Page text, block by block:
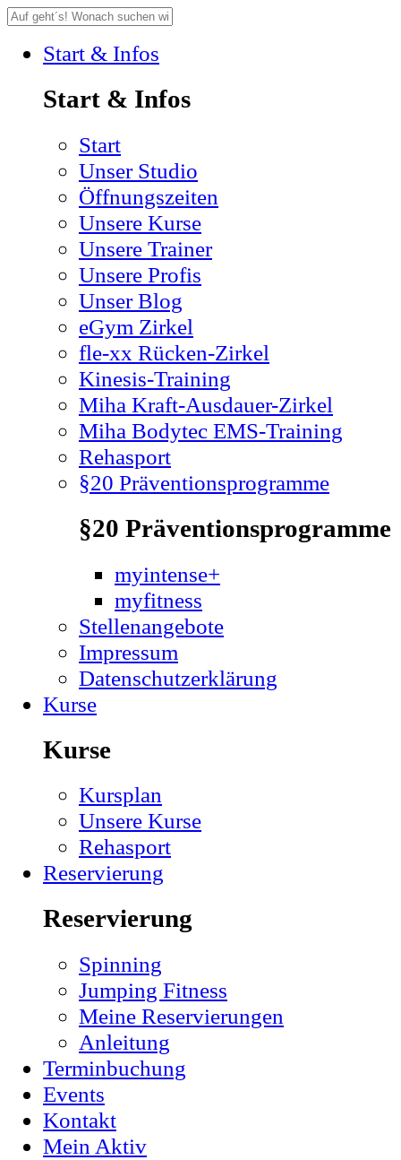
Start & Infos
Start & Infos
Start
Unser Studio
Öffnungszeiten
Unsere Kurse
Unsere Trainer
Unsere Profis
Unser Blog
eGym Zirkel
fle-xx Rücken-Zirkel
Kinesis-Training
Miha Kraft-Ausdauer-Zirkel
Miha Bodytec EMS-Training
Rehasport
§20 Präventionsprogramme
§20 Präventionsprogramme
myintense+
myfitness
Stellenangebote
Impressum
Datenschutzerklärung
Kurse
Kurse
Kursplan
Unsere Kurse
Rehasport
Reservierung
Reservierung
Spinning
Jumping Fitness
Meine Reservierungen
Anleitung
Terminbuchung
Events
Kontakt
Mein Aktiv